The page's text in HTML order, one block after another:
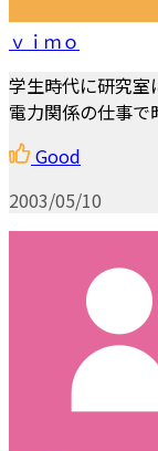
ｖｉｍｏ
学生時代に研究室
電力関係の仕事で
Good
2003/05/10